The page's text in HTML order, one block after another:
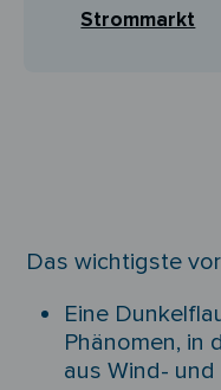
Strommarkt
Das wichtigste
Eine
Phänomen, in
aus Wind-